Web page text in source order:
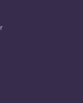
dans ce
et